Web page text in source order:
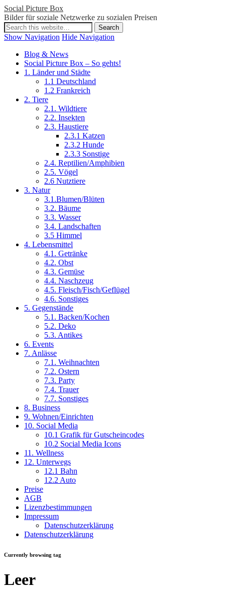
Social Picture Box
Bilder für soziale Netzwerke zu sozialen Preisen
Show Navigation Hide Navigation
Blog & News
Social Picture Box – So gehts!
1. Länder und Städte
1.1 Deutschland
1.2 Frankreich
2. Tiere
2.1. Wildtiere
2.2. Insekten
2.3. Haustiere
2.3.1 Katzen
2.3.2 Hunde
2.3.3 Sonstige
2.4. Reptilien/Amphibien
2.5. Vögel
2.6 Nutztiere
3. Natur
3.1.Blumen/Blüten
3.2. Bäume
3.3. Wasser
3.4. Landschaften
3.5 Himmel
4. Lebensmittel
4.1. Getränke
4.2. Obst
4.3. Gemüse
4.4. Naschzeug
4.5. Fleisch/Fisch/Geflügel
4.6. Sonstiges
5. Gegenstände
5.1. Backen/Kochen
5.2. Deko
5.3. Antikes
6. Events
7. Anlässe
7.1. Weihnachten
7.2. Ostern
7.3. Party
7.4. Trauer
7.7. Sonstiges
8. Business
9. Wohnen/Einrichten
10. Social Media
10.1 Grafik für Gutscheincodes
10.2 Social Media Icons
11. Wellness
12. Unterwegs
12.1 Bahn
12.2 Auto
Preise
AGB
Lizenzbestimmungen
Impressum
Datenschutzerklärung
Datenschutzerklärung
Currently browsing tag
Leer